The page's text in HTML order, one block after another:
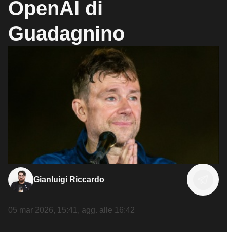
OpenAI di
Guadagnino
Gianluigi Riccardo
05 mar 2026, 15:41 , agg. alle 16:42